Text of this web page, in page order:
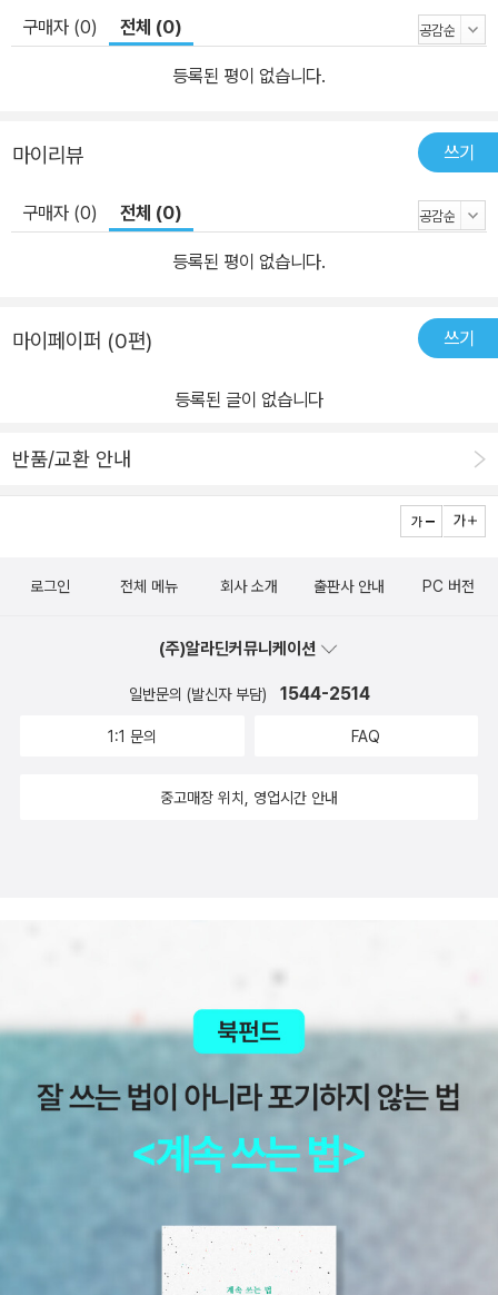
의와 만난 작품이 바로 ＜광화사＞(1935)다. ＜광염소나타＞와 더
불어 오스카 와일드류의 예술지상주의적 면모를 보여 준다고 평가되
가 소경 처녀를 만나 절대미를 완성하려고 했으나 실패하자 그 소녀
를 죽이고 자신조차 파멸로 치닫는 예술가의 삶을 통해 예술이나 여
성을 바라보는 김동인의 시각을 유추할 수 있다.
구매자 (0) 전체 (0)
등록된 평이 없습니다.
마이리뷰 쓰기
구매자 (0) 전체 (0)
등록된 평이 없습니다.
마이페이퍼 (0편) 쓰기
등록된 글이 없습니다
반품/교환 안내
로그인 전체 메뉴 회사 소개 출판사 안내 PC 버전
(주)알라딘커뮤니케이션
일반문의 (발신자 부담) 1544-2514
1:1 문의 FAQ
중고매장 위치, 영업시간 안내